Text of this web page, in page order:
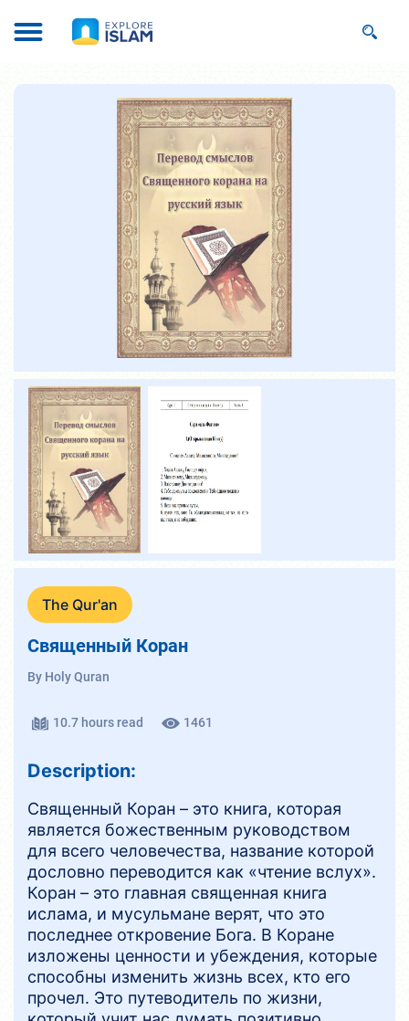
The Qur'an
Священный Коран
By Holy Quran
10.7 hours read 1461
Description:
Священный Коран – это книга, которая
является божественным руководством
для всего человечества, название которой
дословно переводится как «чтение вслух».
Коран – это главная священная книга
ислама, и мусульмане верят, что это
последнее откровение Бога. В Коране
изложены ценности и убеждения, которые
способны изменить жизнь всех, кто его
прочел. Это путеводитель по жизни,